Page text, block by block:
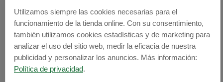
E-mail: info@cubrecarter.com
www.cubrecarter.com
Utilizamos siempre las cookies necesarias para el
funcionamiento de la tienda online. Con su consentimiento,
también utilizamos cookies estadísticas y de marketing para
analizar el uso del sitio web, medir la eficacia de nuestra
publicidad y personalizar los anuncios. Más información:
Política de privacidad.